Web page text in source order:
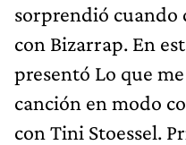
sorprendió cuando
con Bizarrap. En
presentó Lo que
canción en modo
con Tini Stoessel.